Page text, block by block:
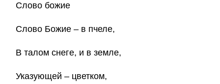
Слово божие
Слово Божие – в пчеле,
В талом снеге, и в земле,
Указующей – цветком,